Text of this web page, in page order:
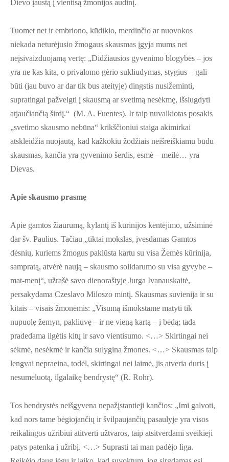
Dievo įaustą į vientisą žmonijos audinį.
Tuomet net ir embriono, kūdikio, merdinčio ar nuovokos
niekada neturėjusio žmogaus skausmas įgyja mums net
neįsivaizduojamą vertę: „Didžiausios gyvenimo blogybės – jos
yra ne kas kita, o privalomo gėrio sukliudymas, stygius – gali
būti (jau buvo ar dar tik bus ateityje) dingstis nusižeminti,
supratingai pažvelgti į skausmą ar svetimą nesėkmę, išsiugdyti
atjaučiančią širdį.“ (M. A. Fuentes). Ir taip nuvalkiotas posakis
„svetimo skausmo nebūna“ krikščioniui staiga akimirkai
atskleidžia nuojautą, kad kažkokiu žodžiais neišreiškiamu būdu
skausmas, kančia yra gyvenimo šerdis, esmė – meilė… yra
Dievas.
Apie skausmo prasmę
Apie gamtos žiaurumą, kylantį iš kūrinijos kentėjimo, užsiminė
dar šv. Paulius. Tačiau „tiktai mokslas, įvesdamas Gamtos
dėsnių, kuriems žmogus paklūsta kartu su visa Žemės kūrinija,
sampratą, atvėrė naują – skausmo solidarumo su visa gyvybe –
mat-menį“, užrašė savo dienoraštyje Jurga Ivanauskaitė,
persakydama Czeslavo Miloszo mintį. Skausmas suvienija ir su
kitais – visais žmonėmis: „Visumą išmokstame matyti tik
nupuolę žemyn, pakliuvę – ir ne vieną kartą – į bėdą; tada
pradedama ilgėtis kitų ir savo vientisumo. <…> Skirtingai nei
sėkmė, nesėkmė ir kančia sulygina žmones. <…> Skausmas taip
lengvai nepraeina, todėl, skirtingai nei laimė, jis atveria duris į
nesumeluotą, ilgalaikę bendrystę“ (R. Rohr).
Tos bendrystės neišgyvena nepažįstantieji kančios: „Imi galvoti,
kad nors tame bėgiojančių ir švilpaujančių pasaulyje yra visos
reikalingos užribiui atitverti užtvaros, taip atsitverdami sveikieji
patys patenka į užribį. <…> Suprasti tai man padėjo liga.